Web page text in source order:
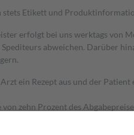
Etikett und
erfolgt bei uns werktags von
abweichen. Darüber
ein Rezept aus und der
zehn Prozent des